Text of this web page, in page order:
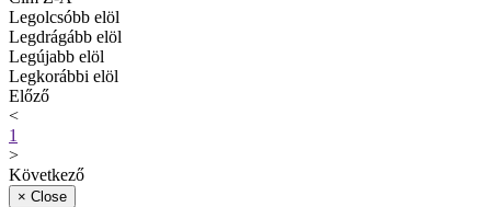
Legolcsóbb elöl
Legdrágább elöl
Legújabb elöl
Legkorábbi elöl
Előző
<
1
>
Következő
× Close